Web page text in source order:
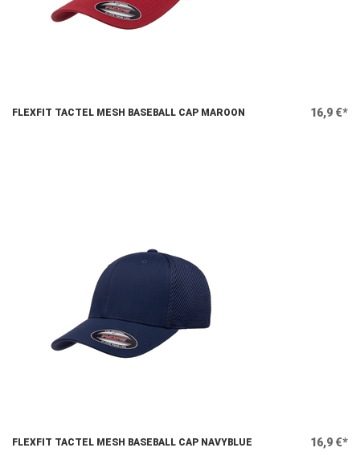
FLEXFIT TACTEL MESH BASEBALL CAP MAROON 16,9 €*
FLEXFIT TACTEL MESH BASEBALL CAP NAVYBLUE 16,9 €*